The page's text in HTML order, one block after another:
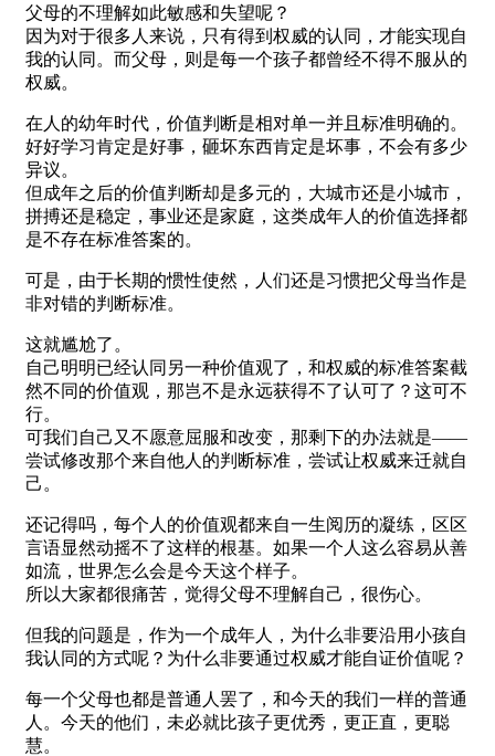
父母的不理解如此敏感和失望呢？
因为对于很多人来说，只有得到权威的认同，才能实现自
我的认同。而父母，则是每一个孩子都曾经不得不服从的
权威。
在人的幼年时代，价值判断是相对单一并且标准明确的。
好好学习肯定是好事，砸坏东西肯定是坏事，不会有多少
异议。
但成年之后的价值判断却是多元的，大城市还是小城市，
拼搏还是稳定，事业还是家庭，这类成年人的价值选择都
是不存在标准答案的。
可是，由于长期的惯性使然，人们还是习惯把父母当作是
非对错的判断标准。
这就尴尬了。
自己明明已经认同另一种价值观了，和权威的标准答案截
然不同的价值观，那岂不是永远获得不了认可了？这可不
行。
可我们自己又不愿意屈服和改变，那剩下的办法就是——
尝试修改那个来自他人的判断标准，尝试让权威来迁就自
己。
还记得吗，每个人的价值观都来自一生阅历的凝练，区区
言语显然动摇不了这样的根基。如果一个人这么容易从善
如流，世界怎么会是今天这个样子。
所以大家都很痛苦，觉得父母不理解自己，很伤心。
但我的问题是，作为一个成年人，为什么非要沿用小孩自
我认同的方式呢？为什么非要通过权威才能自证价值呢？
每一个父母也都是普通人罢了，和今天的我们一样的普通
人。今天的他们，未必就比孩子更优秀，更正直，更聪
慧。